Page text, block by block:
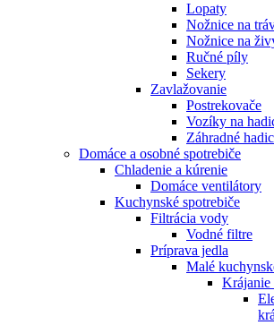
Lopaty
Nožnice na
Nožnice na
Ručné píly
Sekery
Zavlažovanie
Postrekovače
Vozíky na
Záhradné
Domáce a osobné spotrebiče
Chladenie a kúrenie
Domáce ventilátory
Kuchynské spotrebiče
Filtrácia vody
Vodné filtre
Príprava jedla
Malé
Krájanie